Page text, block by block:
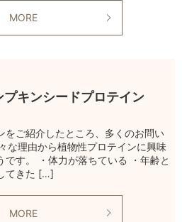
MORE
プキンシードプロテイン
をご紹介したところ、多くのお問い
な理由から植物性プロテインに興味
です。 ・体力が落ちている ・年齢と
てきた […]
MORE